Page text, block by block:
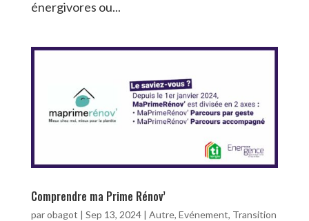
énergivores ou...
Comprendre ma Prime Rénov’
parobagot | Sep 13, 2024| Autre, Evénement, Transition